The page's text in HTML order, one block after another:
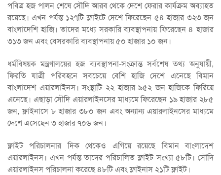
পবিত্র হজ পালন শেষে সৌদি আরব থেকে দেশে ফেরার কার্যক্রম অব্যাহত
রয়েছে। এখন পর্যন্ত ১২৭টি ফ্লাইটে দেশে ফিরেছেন ৫৪ হাজার ৩২৩ জন
বাংলাদেশি হাজি। তাদের মধ্যে সরকারি ব্যবস্থাপনায় ফিরেছেন ৪ হাজার
৩১৩ জন এবং বেসরকারি ব্যবস্থাপনায় ৫০ হাজার ১০ জন।
ধর্মবিষয়ক মন্ত্রণালয়ের হজ ব্যবস্থাপনা-সংক্রান্ত সর্বশেষ তথ্য অনুযায়ী,
ফিরতি যাত্রী পরিবহনে সবচেয়ে বেশি হাজি দেশে এনেছে বিমান
বাংলাদেশ এয়ারলাইনস। সংস্থাটি ২২ হাজার ৯৫২ জন হাজিকে ফিরিয়ে
এনেছে। এছাড়া সৌদি এয়ারলাইনসের মাধ্যমে ফিরেছেন ১৯ হাজার ২৮৫
জন, ফ্লাইনাসে ৮ হাজার ৩৮০ জন এবং অন্যান্য এয়ারলাইনসের মাধ্যমে
দেশে এসেছেন ৩ হাজার ৭০৬ জন।
ফ্লাইট পরিচালনার দিক থেকেও এগিয়ে রয়েছে বিমান বাংলাদেশ
এয়ারলাইনস। এখন পর্যন্ত তাদের পরিচালিত ফ্লাইট সংখ্যা ৫৮টি। সৌদি
এয়ারলাইনস পরিচালনা করেছে ৪৮টি এবং ফ্লাইনাস ২১টি ফ্লাইট।